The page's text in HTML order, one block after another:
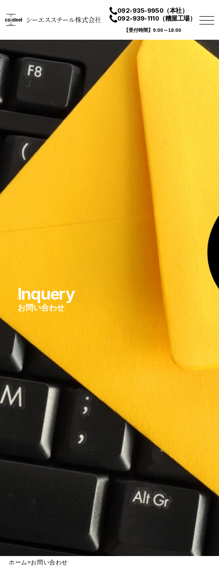
092-935-9950 （本社）
092-939-1110 （糟屋工場）
【受付時間】9:00～18:00
Inquery
お問い合わせ
ホーム>お問い合わせ